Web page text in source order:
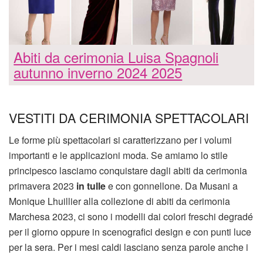
Abiti da cerimonia Luisa Spagnoli
autunno inverno 2024 2025
VESTITI DA CERIMONIA SPETTACOLARI
Le forme più spettacolari si caratterizzano per i volumi
importanti e le applicazioni moda. Se amiamo lo stile
principesco lasciamo conquistare dagli abiti da cerimonia
primavera 2023 in tullee con gonnellone. Da Musani a
Monique Lhuillier alla collezione di abiti da cerimonia
Marchesa 2023, ci sono i modelli dai colori freschi degradé
per il giorno oppure in scenografici design e con punti luce
per la sera. Per i mesi caldi lasciano senza parole anche i